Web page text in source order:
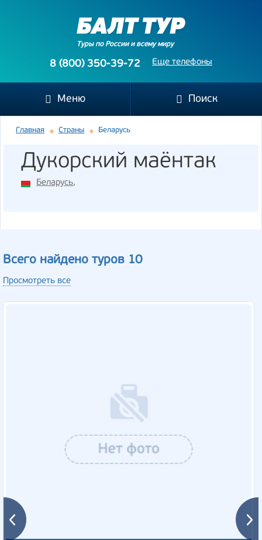
Туры по России и всему миру
Еще телефоны
8 (800) 350-39-72
Меню Поиск
Главная Страны Беларусь
Дукорский маёнтак
Беларусь,
Всего найдено туров 10
Просмотреть все